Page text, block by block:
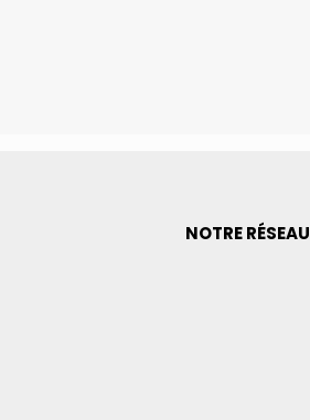
NOTRE RÉSEAU